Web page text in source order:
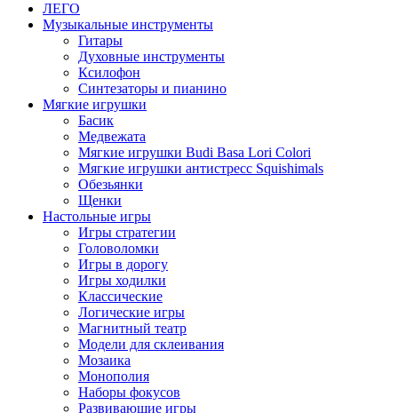
ЛЕГО
Музыкальные инструменты
Гитары
Духовные инструменты
Ксилофон
Синтезаторы и пианино
Мягкие игрушки
Басик
Медвежата
Мягкие игрушки Budi Basa Lori Colori
Мягкие игрушки антистресс Squishimals
Обезьянки
Щенки
Настольные игры
Игры стратегии
Головоломки
Игры в дорогу
Игры ходилки
Классические
Логические игры
Магнитный театр
Модели для склеивания
Мозаика
Монополия
Наборы фокусов
Развивающие игры